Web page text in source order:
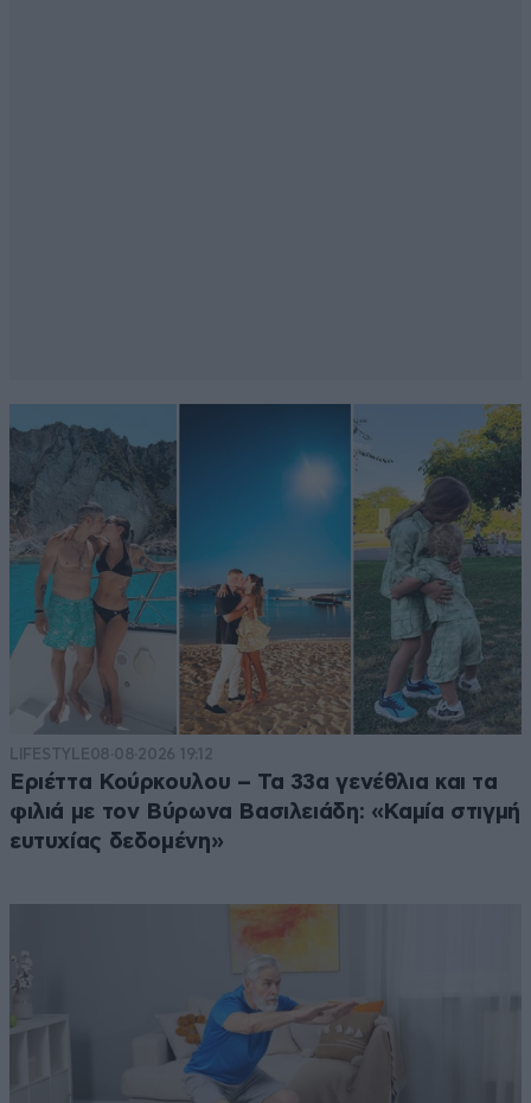
LIFESTYLE08·08·2026 19:12
Εριέττα Κούρκουλου – Τα 33α γενέθλια και τα
φιλιά με τον Βύρωνα Βασιλειάδη: «Καμία στιγμή
ευτυχίας δεδομένη»